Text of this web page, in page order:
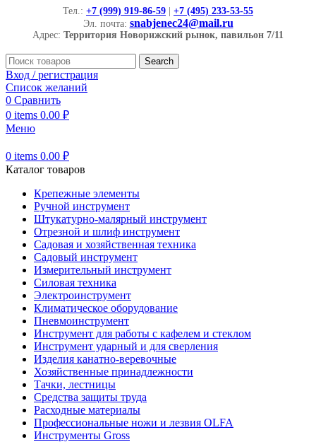
Тел.: +7 (999) 919-86-59
+7 (495) 233-53-55
Эл. почта: snabjenec24@mail.ru
Адрес: Территория Новорижский рынок, павильон 7/11
Search
Вход / регистрация
Список желаний
0 Сравнить
0 items 0.00 ₽
Меню
0 items 0.00 ₽
Каталог товаров
Крепежные элементы
Ручной инструмент
Штукатурно-малярный инструмент
Отрезной и шлиф инструмент
Садовая и хозяйственная техника
Садовый инструмент
Измерительный инструмент
Силовая техника
Электроинструмент
Климатическое оборудование
Пневмоинструмент
Инструмент для работы с кафелем и стеклом
Инструмент ударный и для сверления
Изделия канатно-веревочные
Хозяйственные принадлежности
Тачки, лестницы
Средства защиты труда
Расходные материалы
Профессиональные ножи и лезвия OLFA
Инструменты Gross